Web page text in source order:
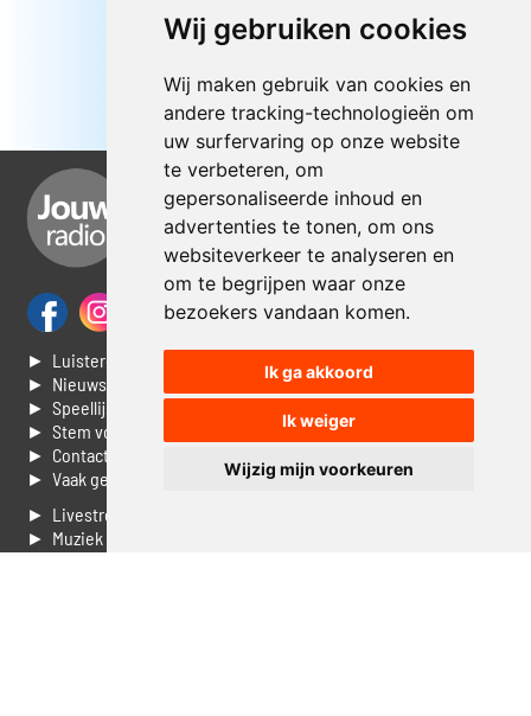
Wij gebruiken cookies
Wij maken gebruik van cookies en
andere tracking-technologieën om
uw surfervaring op onze website
te verbeteren, om
gepersonaliseerde inhoud en
advertenties te tonen, om ons
websiteverkeer te analyseren en
om te begrijpen waar onze
bezoekers vandaan komen.
Ik ga akkoord
Ik weiger
Wijzig mijn voorkeuren
► Luisteren naar Jouwradio
► Nieuws
► Speellijst
► Stem voor de Dag top 3
► Contacteer ons
► Vaak gestelde vragen
► Livestream informatie
► Muziek opzoeken